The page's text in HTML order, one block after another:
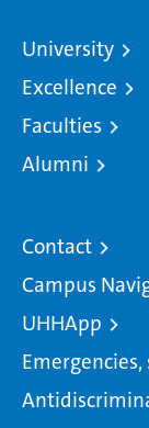
University
Excellence
Faculties
Alumni
Contact
Campus
UHHApp